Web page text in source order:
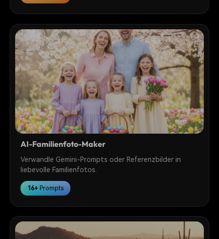
AI-Familienfoto-Maker
Verwandle Gemini-Prompts oder Referenzbilder in
liebevolle Familienfotos.
16+ Prompts